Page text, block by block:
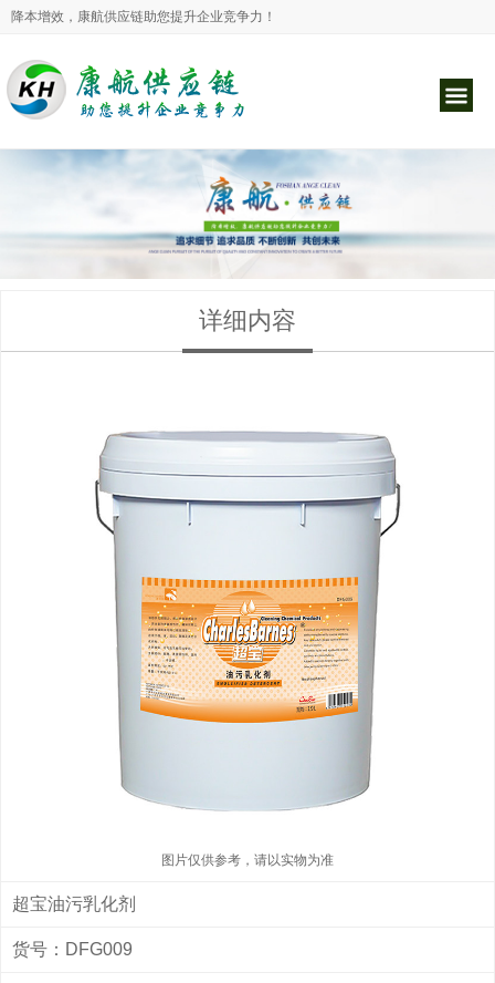
降本增效，康航供应链助您提升企业竞争力！
详细内容
图片仅供参考，请以实物为准
超宝油污乳化剂
货号：DFG009